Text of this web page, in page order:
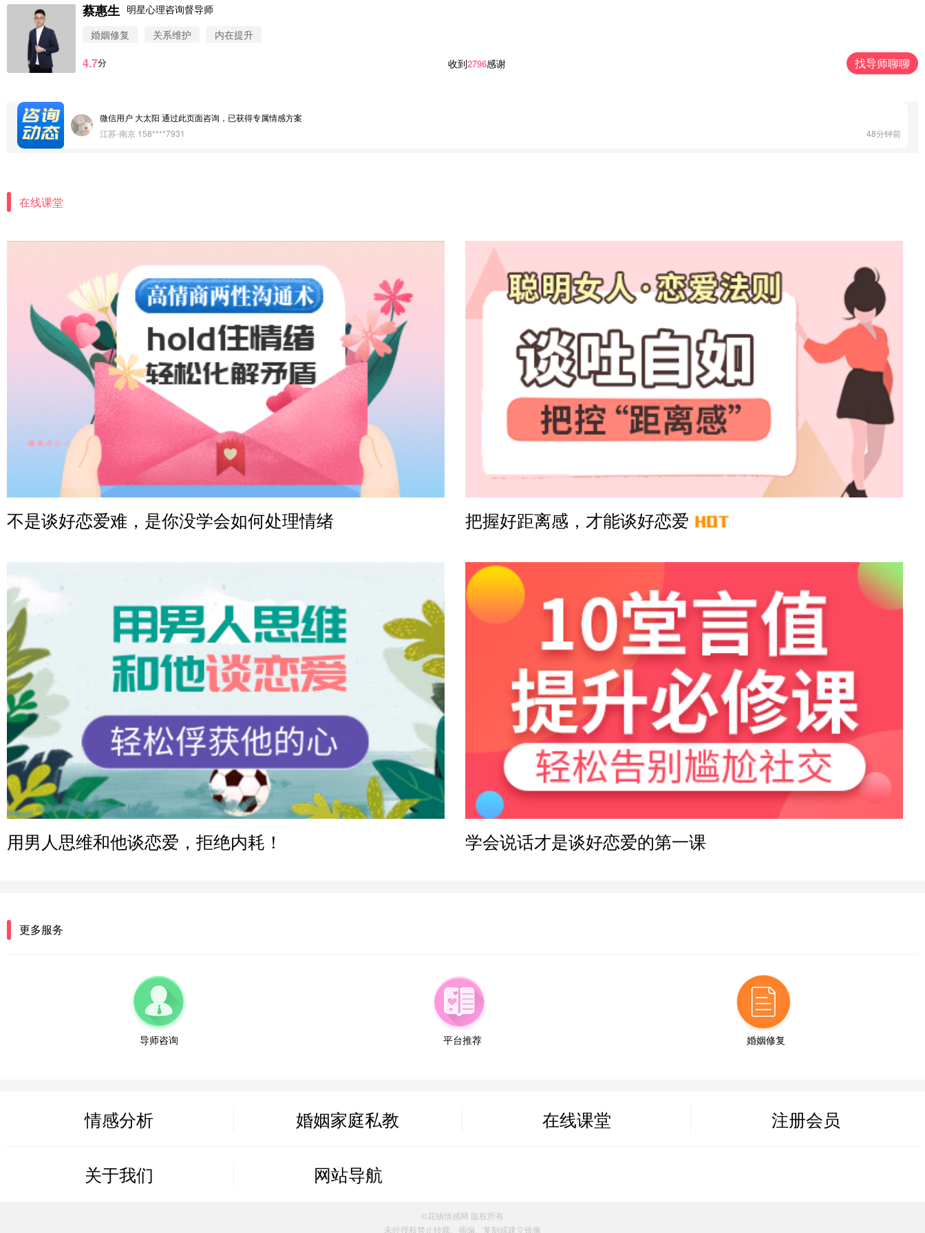
蔡惠生 明星心理咨询督导师
婚姻修复
关系维护 内在提升
4.7分 收到2796感谢 找导师聊聊
浙江-杭州 183****4847
微信用户 Vnno 通过此页面咨询，已获得专属情感方案
微信用户 大太阳 通过此页面咨询，已获得专属情感方案
江苏-南京 158****7931
48分钟前
上海-浦东 177****9074
56分钟前
微信用户 Liberty 通过此页面咨询，已获得专属情感方案
广东-广州 188****5632
12分钟前
微信用户 司马锘 通过此页面咨询，已获得专属情感方案
湖北-武汉 135****7410
41分钟前
微信用户 困困魚? 通过此页面咨询，已获得专属情感方案
陕西-西安 139****6283
3分钟前
微信用户 喜欢下雨天^ 通过此页面咨询，已获得专属情感方案
浙江-宁波 150****8921
28分钟前
微信用户 逆光下的微笑 通过此页面咨询，已获得专属情感方案
微信用户 凌乱小羊 通过此页面咨询，已获得专属情感方案
7分钟前
微信用户 小任性 通过此页面咨询，已获得专属情感方案
微信用户 H-孙志远-上海 通过此页面咨询，已获得专属情感方案
上海-黄浦 135****7601
微信用户 墨笙 通过此页面咨询，已获得专属情感方案
江苏-苏州 188****5187
微信用户 谢思明 通过此页面咨询，已获得专属情感方案
广东-佛山 139****6034
微信用户 静默 通过此页面咨询，已获得专属情感方案
四川-重庆 157****9228
江苏-无锡 137****1123
微信用户 sun 通过此页面咨询，已获得专属情感方案
安徽-合肥 159***2234
山东-济南 152****4456
在线课堂
不是谈好恋爱难，是你没学会如何处理情绪 把握好距离感，才能谈好恋爱
用男人思维和他谈恋爱，拒绝内耗！ 学会说话才是谈好恋爱的第一课
更多服务
导师咨询 平台推荐 婚姻修复
情感分析 婚姻家庭私教 在线课堂 注册会员
关于我们 网站导航
©花镇情感网 版权所有
未经授权禁止转载、摘编、复制或建立镜像